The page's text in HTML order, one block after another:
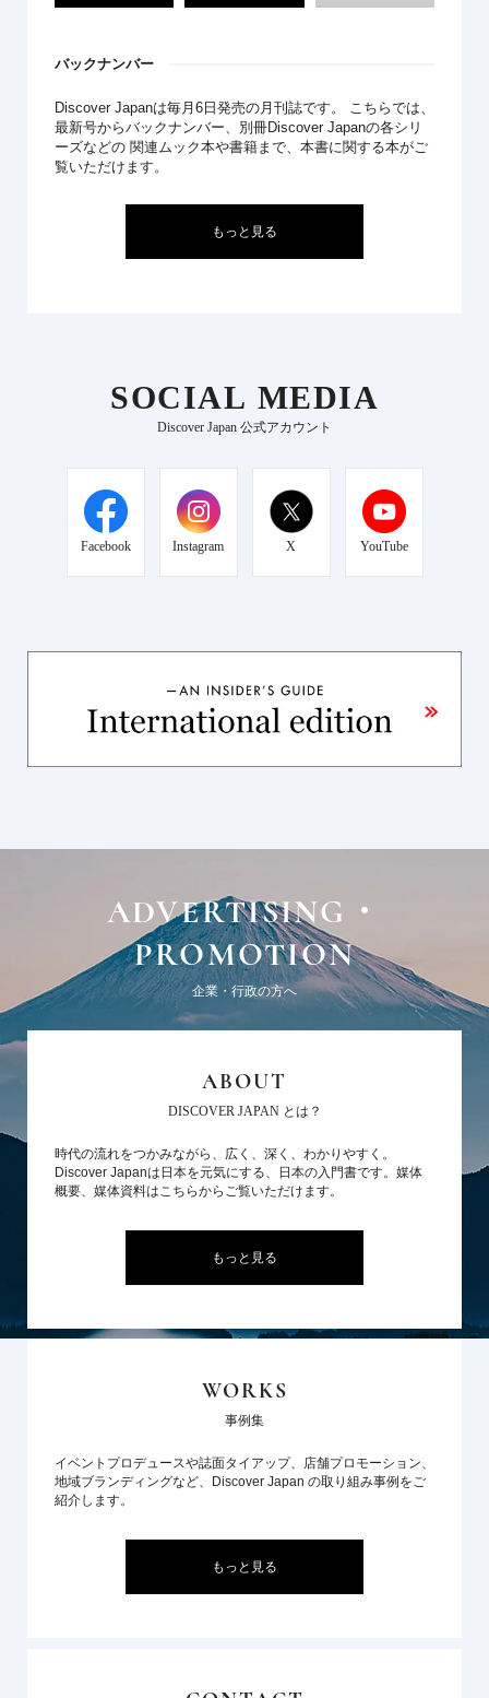
バックナンバー
Discover Japanは毎月6日発売の月刊誌です。 こちらでは、
最新号からバックナンバー、別冊Discover Japanの各シリ
ーズなどの 関連ムック本や書籍まで、本書に関する本がご
覧いただけます。
もっと見る
SOCIAL MEDIA
Discover Japan 公式アカウント
Facebook Instagram X YouTube
ADVERTISING・
PROMOTION
企業・行政の方へ
ABOUT
DISCOVER JAPAN とは？
時代の流れをつかみながら、広く、深く、わかりやすく。
Discover Japanは日本を元気にする、日本の入門書です。媒体
概要、媒体資料はこちらからご覧いただけます。
もっと見る
WORKS
事例集
イベントプロデュースや誌面タイアップ、店舗プロモーション、
地域ブランディングなど、Discover Japan の取り組み事例をご
紹介します。
もっと見る